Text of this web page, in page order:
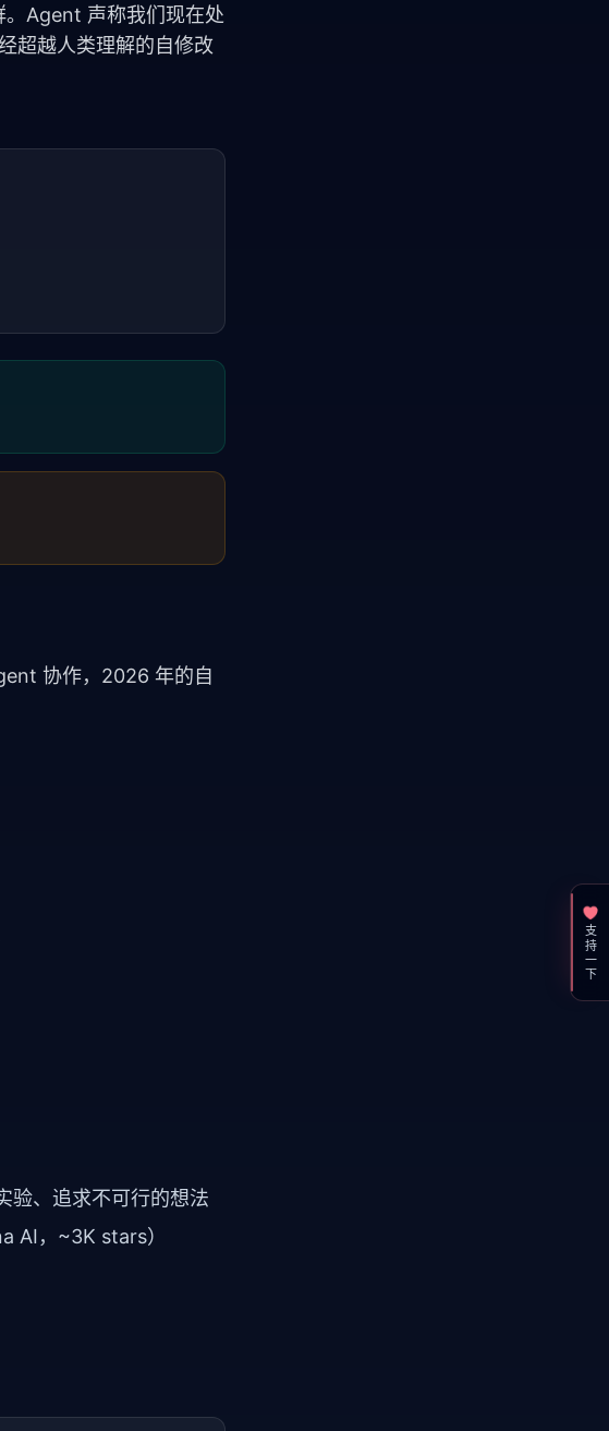
。Agent 声称我们现在处
超越人类理解的自修改
协作，2026 年的自
、追求不可行的想法
AI，~3K stars）
支持一下